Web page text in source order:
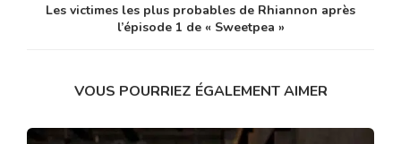
Les victimes les plus probables de Rhiannon après
l’épisode 1 de « Sweetpea »
VOUS POURRIEZ ÉGALEMENT AIMER